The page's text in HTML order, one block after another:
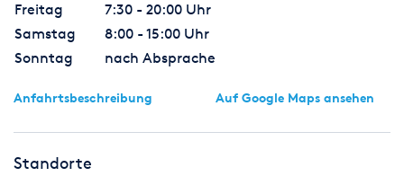
Freitag
7:30 - 20:00 Uhr
Samstag
8:00 - 15:00 Uhr
Sonntag
nach Absprache
Anfahrtsbeschreibung Auf Google Maps ansehen
Standorte